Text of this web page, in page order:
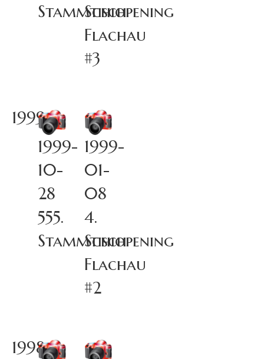
StammtischSchiopening
Flachau
#3
1999
1999-
10-
28
555.
Stammtisch
1999-
01-
08
4.
Schiopening
Flachau
#2
1998